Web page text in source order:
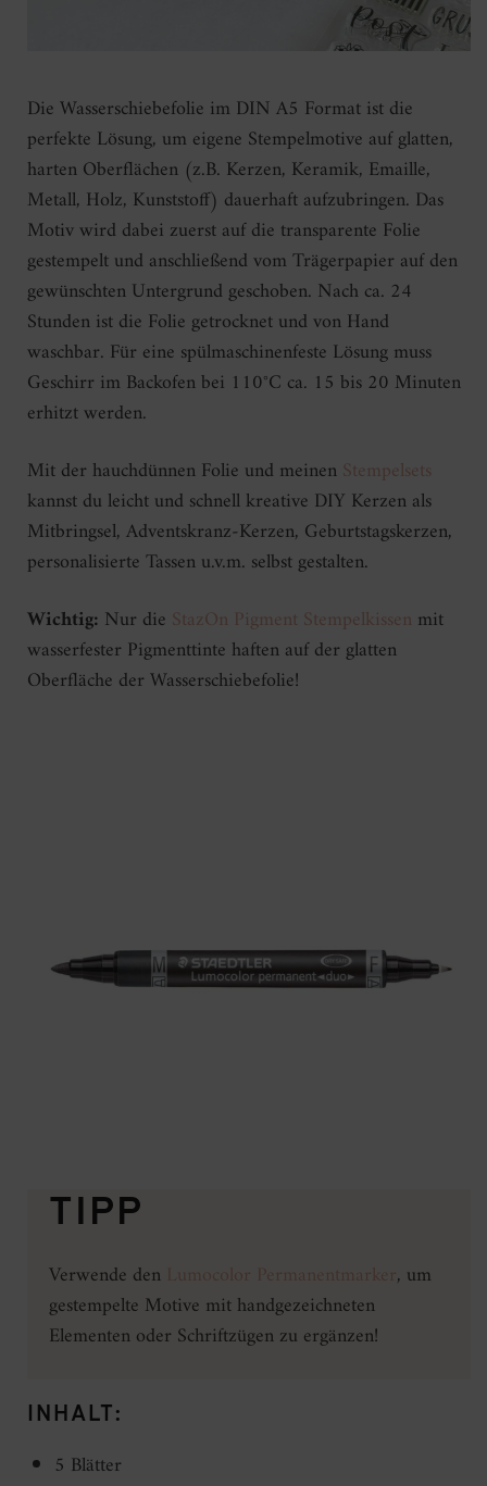
Die Wasserschiebefolie im DIN A5 Format ist die
perfekte Lösung, um eigene Stempelmotive auf glatten,
harten Oberflächen (z.B. Kerzen, Keramik, Emaille,
Metall, Holz, Kunststoff) dauerhaft aufzubringen. Das
Motiv wird dabei zuerst auf die transparente Folie
gestempelt und anschließend vom Trägerpapier auf den
gewünschten Untergrund geschoben. Nach ca. 24
Stunden ist die Folie getrocknet und von Hand
waschbar. Für eine spülmaschinenfeste Lösung muss
Geschirr im Backofen bei 110°C ca. 15 bis 20 Minuten
erhitzt werden.
Mit der hauchdünnen Folie und meinenStempelsets
kannst du leicht und schnell kreative DIY Kerzen als
Mitbringsel, Adventskranz-Kerzen, Geburtstagskerzen,
personalisierte Tassen u.v.m. selbst gestalten.
Wichtig: Nur die StazOn Pigment Stempelkissen mit
wasserfester Pigmenttinte haften auf der glatten
Oberfläche der Wasserschiebefolie!
TIPP
Verwende den Lumocolor Permanentmarker, um
gestempelte Motive mit handgezeichneten
Elementen oder Schriftzügen zu ergänzen!
INHALT:
5 Blätter